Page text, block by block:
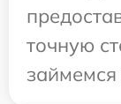
точную